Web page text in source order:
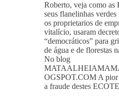
Roberto, veja como as
seus flanelinhas
os proprietarios de
vitalício, usaram
“democráticos” para
de água e de florestas
No blog
OGSPOT.COM A pior
a fraude destes